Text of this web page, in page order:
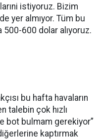
istiyoruz. Bizim
yer almıyor. Tüm bu
600 dolar alıyoruz.
bu hafta havaların
talebin çok hızlı
bot bulmam gerekiyor”
kaptırmak